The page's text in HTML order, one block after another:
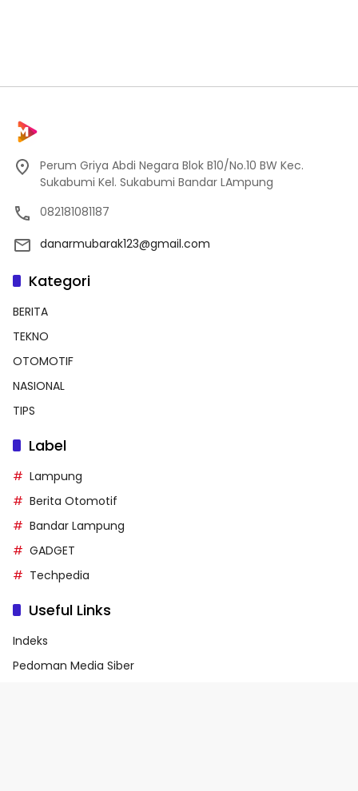
Perum Griya Abdi Negara Blok B10/No.10 BW Kec.
Sukabumi Kel. Sukabumi Bandar LAmpung
082181081187
danarmubarak123@gmail.com
Kategori
BERITA
TEKNO
OTOMOTIF
NASIONAL
TIPS
Label
Lampung
Berita Otomotif
Bandar Lampung
GADGET
Techpedia
Useful Links
Indeks
Pedoman Media Siber